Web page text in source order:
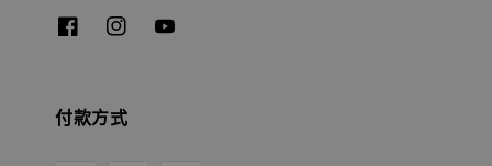
付款方式